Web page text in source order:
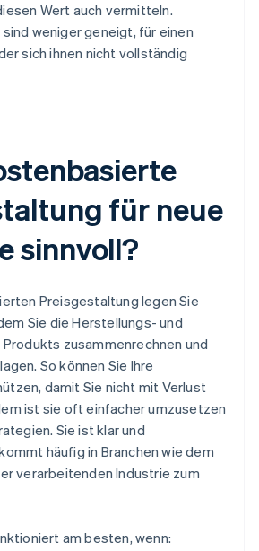
Wert auch vermitteln.
weniger geneigt, für einen
sich ihnen nicht vollständig
für neue
sinnvoll?
Preisgestaltung legen Sie
Sie die Herstellungs- und
zusammenrechnen und
So können Sie Ihre
damit Sie nicht mit Verlust
ist sie oft einfacher umzusetzen
Sie ist klar und
häufig in Branchen wie dem
verarbeitenden Industrie zum
am besten, wenn: